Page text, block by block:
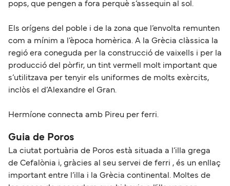
pops, que pengen a fora perquè s’assequin al sol.
Els orígens del poble i de la zona que l’envolta remunten
com a mínim a l’època homèrica. A la Grècia clàssica la
regió era coneguda per la construcció de vaixells i per la
producció del pòrfir, un tint vermell molt important que
s’utilitzava per tenyir els uniformes de molts exèrcits,
inclòs el d’Alexandre el Gran.
Hermíone connecta amb Pireu per ferri.
Guia de Poros
La ciutat portuària de Poros està situada a l’illa grega
de Cefalònia i, gràcies al seu servei de ferri , és un enllaç
important entre l’illa i la Grècia continental. Moltes de